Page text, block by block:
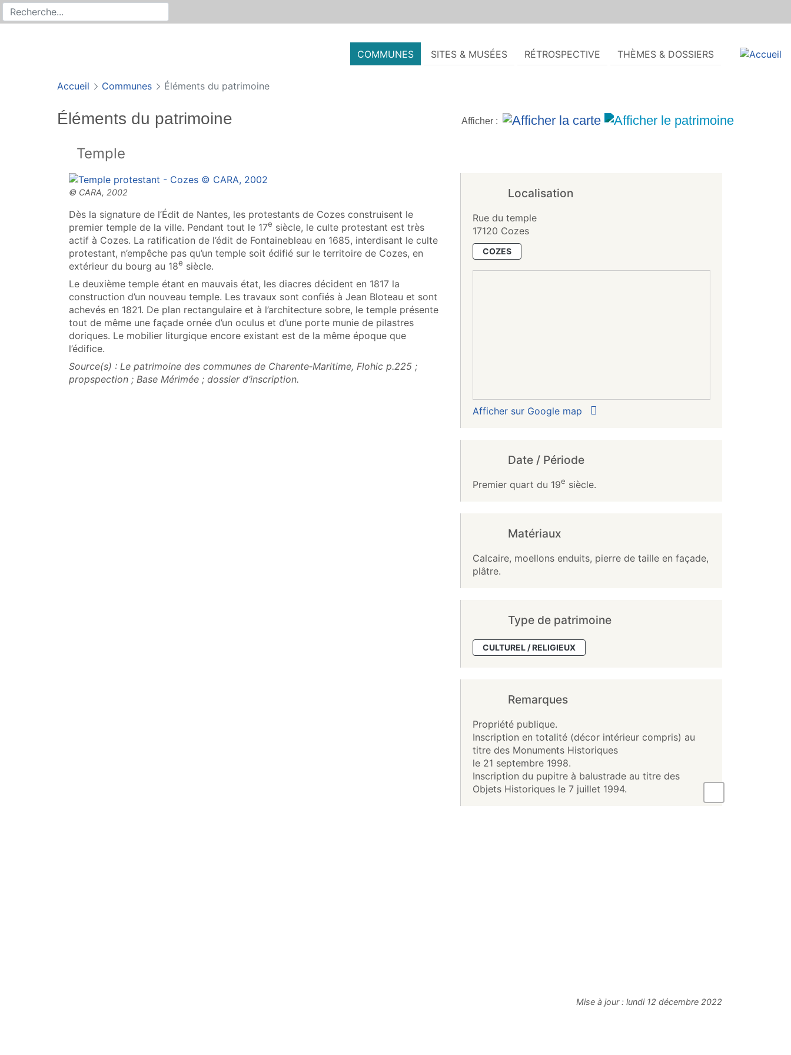
Recherche sur le site
Rechercher
COMMUNES SITES & MUSÉES RÉTROSPECTIVE THÈMES & DOSSIERS
Accueil Communes Éléments du patrimoine
Afficher :
Éléments du patrimoine
Temple
Dès la signature de l’Édit de Nantes, les protestants de Cozes construisent le
premier temple de la ville. Pendant tout le 17e siècle, le culte protestant est très
actif à Cozes. La ratification de l’édit de Fontainebleau en 1685, interdisant le culte
protestant, n’empêche pas qu’un temple soit édifié sur le territoire de Cozes, en
extérieur du bourg au 18e siècle.
Le deuxième temple étant en mauvais état, les diacres décident en 1817 la
construction d’un nouveau temple. Les travaux sont confiés à Jean Bloteau et sont
achevés en 1821. De plan rectangulaire et à l’architecture sobre, le temple présente
tout de même une façade ornée d’un oculus et d’une porte munie de pilastres
doriques. Le mobilier liturgique encore existant est de la même époque que
l’édifice.
Source(s) : Le patrimoine des communes de Charente‑Maritime, Flohic p.225 ;
propspection ; Base Mérimée ; dossier d’inscription.
Localisation
Rue du temple
17120 Cozes
COZES
Afficher sur Google map
Date / Période
Premier quart du 19e siècle.
Matériaux
Calcaire, moellons enduits, pierre de taille en façade,
plâtre.
Type de patrimoine
CULTUREL / RELIGIEUX
Remarques
Propriété publique.
Inscription en totalité (décor intérieur compris) au
titre des Monuments Historiques
le 21 septembre 1998.
Inscription du pupitre à balustrade au titre des
Objets Historiques le 7 juillet 1994.
Mise à jour : lundi 12 décembre 2022